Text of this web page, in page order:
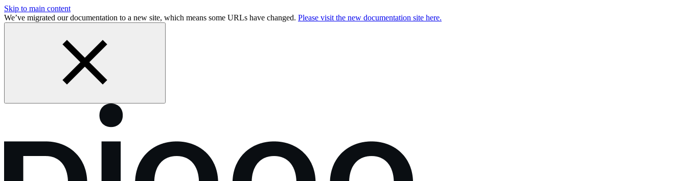
Skip to main content
We’ve migrated our documentation to a new site, which means some URLs have changed. Please visit the new documentation site here.